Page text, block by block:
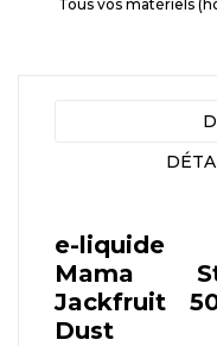
e-
Mama
Jackfruit
Dust